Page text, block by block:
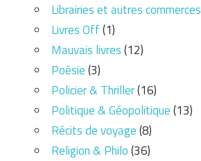
Librairies et autres commerces
Livres Off(1)
Mauvais livres(12)
Poésie(3)
Policier & Thriller(16)
Politique & Géopolitique(13)
Récits de voyage(8)
Religion & Philo(36)